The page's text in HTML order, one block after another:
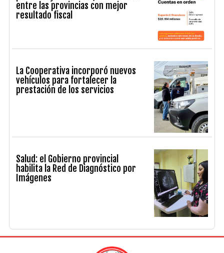
entre las provincias con mejor
resultado fiscal
La Cooperativa incorporó nuevos
vehículos para fortalecer la
prestación de los servicios
Salud: el Gobierno provincial
habilita la Red de Diagnóstico por
Imágenes